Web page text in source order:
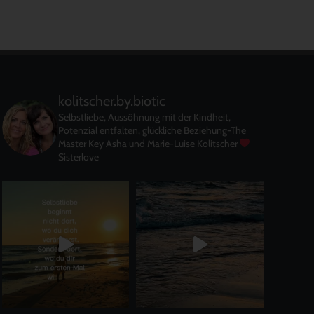
kolitscher.by.biotic
Selbstliebe, Aussöhnung mit der Kindheit,
Potenzial entfalten, glückliche Beziehung-The
Master KeyAsha und Marie-Luise Kolitscher
Sisterlove